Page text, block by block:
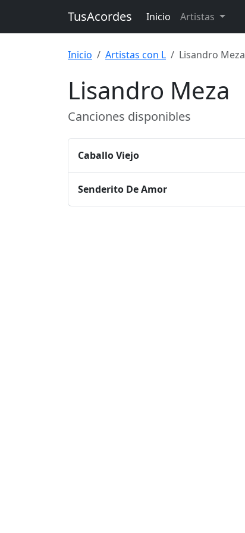
TusAcordes Inicio Artistas
Inicio Artistas con L Lisandro Meza
Lisandro Meza
Canciones disponibles
Caballo Viejo
Senderito De Amor